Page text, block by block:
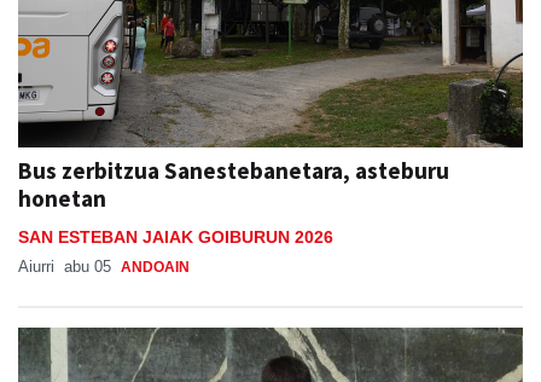
Bus zerbitzua Sanestebanetara, asteburu
honetan
SAN ESTEBAN JAIAK GOIBURUN 2026
Aiurri abu 05 ANDOAIN